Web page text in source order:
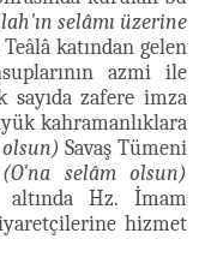
selâmı üzerine
katından gelen
azmi ile
sayıda zafere imza
kahramanlıklara
Savaş Tümeni
(O'na selâm olsun)
altında Hz. İmam
hizmet